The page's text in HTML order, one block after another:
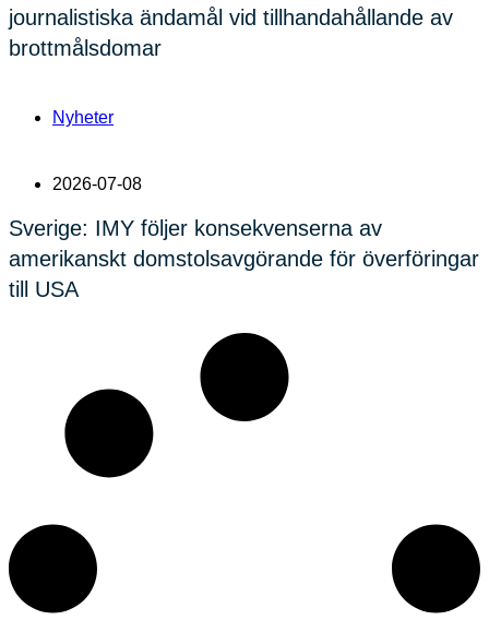
journalistiska ändamål vid tillhandahållande av
brottmålsdomar
Nyheter
2026-07-08
Sverige: IMY följer konsekvenserna av
amerikanskt domstolsavgörande för överföringar
till USA